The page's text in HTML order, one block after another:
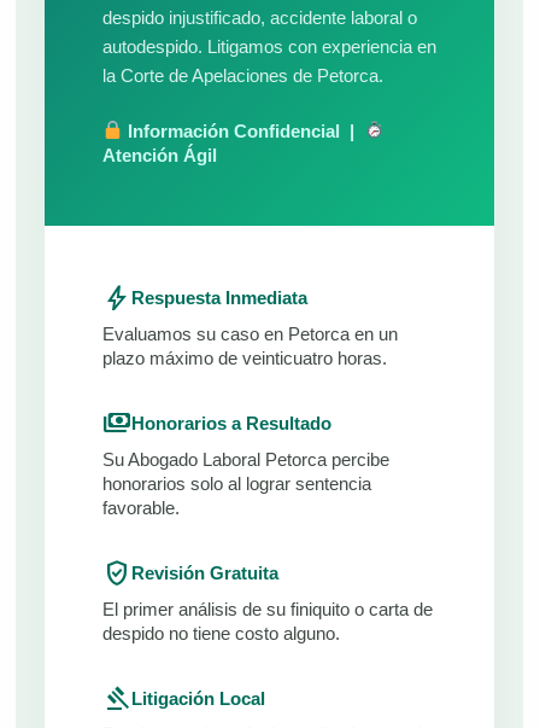
despido injustificado, accidente laboral o
autodespido. Litigamos con experiencia en
la Corte de Apelaciones de Petorca.
Información Confidencial |
Atención Ágil
bolt Respuesta Inmediata
Evaluamos su caso en Petorca en un
plazo máximo de veinticuatro horas.
paymentsHonorarios a Resultado
Su Abogado Laboral Petorca percibe
honorarios solo al lograr sentencia
favorable.
verified_user Revisión Gratuita
El primer análisis de su finiquito o carta de
despido no tiene costo alguno.
gavelLitigación Local